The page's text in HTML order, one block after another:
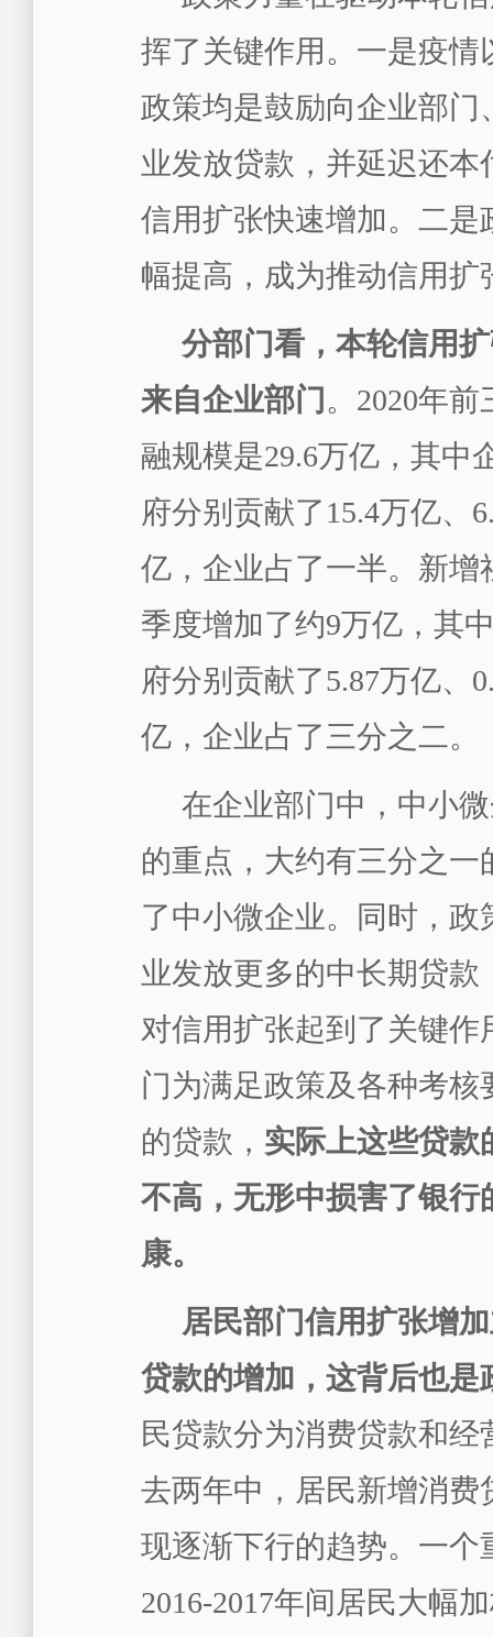
挥了关键作用。一是疫情
政策均是鼓励向企业部门
业发放贷款，并延迟还本
信用扩张快速增加。二是
幅提高，成为推动信用扩
分部门看，本轮信用
来自企业部门 。2020年
融规模是29.6万亿，其中
府分别贡献了15.4万亿、
亿，企业占了一半。新增
季度增加了约9万亿，其
府分别贡献了5.87万亿、
亿，企业占了三分之二。
在企业部门中，中小
的重点，大约有三分之一
了中小微企业。同时，政
业发放更多的中长期贷款
对信用扩张起到了关键作
门为满足政策及各种考核
的贷款， 实际上这些贷款
不高，无形中损害了银行
康。
居民部门信用扩张增
贷款的增加，这背后也是
民贷款分为消费贷款和经
去两年中，居民新增消费
现逐渐下行的趋势。一个
2016-2017年间居民大幅